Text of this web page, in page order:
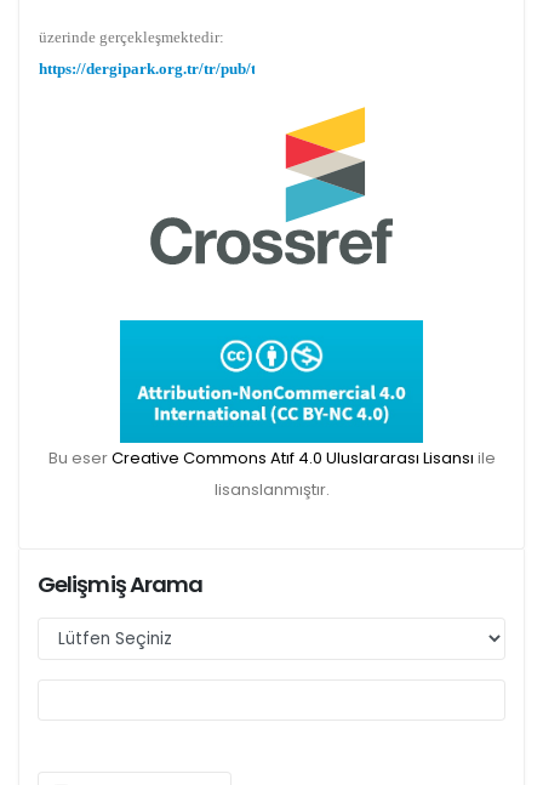
üzerinde gerçekleşmektedir:
https://dergipark.org.tr/tr/pub/teke
Makale gönderimi için Dergipark sitemizi
https://dergipark.org.tr/tr/pub/teke
TR DIZIN 2020 Etik Kriterleri kapsamında,
dergimize 2020 yılında gönderilen ve
Belgesi zorunlu olacaktır. Bu kapsamda etik
kurul izni gerektiren çalışmalar için makalenin
gerekecektir. Bu nedenle dergimize makale
ilgili kriteri göz önünde bulundurarak
Bu eserCreative Commons Atıf 4.0 Uluslararası Lisansı ile
lisanslanmıştır.
Gelişmiş Arama